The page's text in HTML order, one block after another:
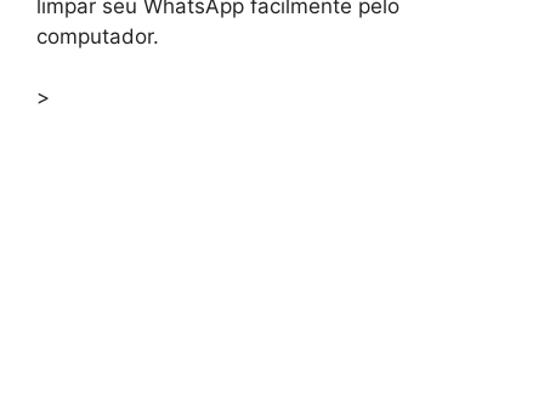
limpar seu WhatsApp facilmente pelo
computador.
>